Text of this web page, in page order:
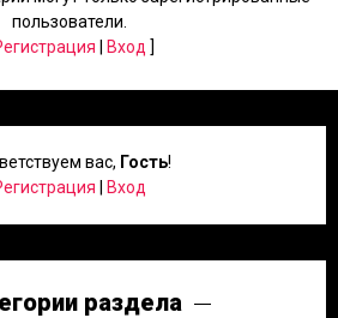
пользователи.
Вход ]
вас, Гость!
Вход
раздела